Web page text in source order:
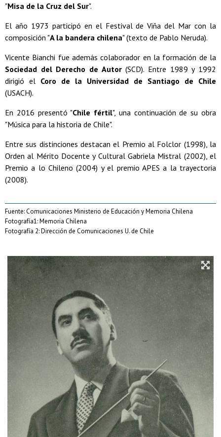
"Misa de la Cruz del Sur".
El año 1973 participó en el Festival de Viña del Mar con la
composición "A la bandera chilena" (texto de Pablo Neruda).
Vicente Bianchi fue además colaborador en la formación de la
Sociedad del Derecho de Autor(SCD). Entre 1989 y 1992
dirigió el Coro de la Universidad de Santiago de Chile
(USACH).
En 2016 presentó "Chile fértil", una continuación de su obra
"Música para la historia de Chile".
Entre sus distinciones destacan el Premio al Folclor (1998), la
Orden al Mérito Docente y Cultural Gabriela Mistral (2002), el
Premio a lo Chileno (2004) y el premio APES a la trayectoria
(2008).
Fuente: Comunicaciones Ministerio de Educación y Memoria Chilena
Fotografía1: Memoria Chilena
Fotografía 2: Dirección de Comunicaciones U. de Chile